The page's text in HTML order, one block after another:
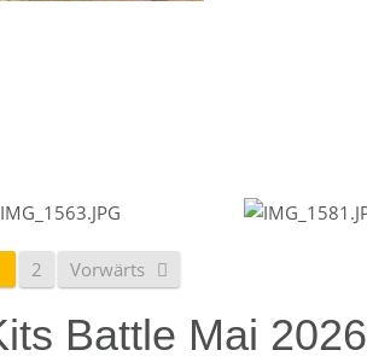
2 Vorwärts
Battle Mai 2026